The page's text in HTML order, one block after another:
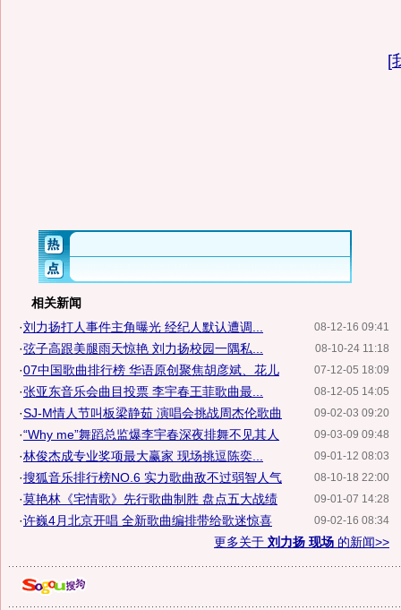
[
相关新闻
08-12-16 09:41
·刘力扬打人事件主角曝光 经纪人默认遭调...
08-10-24 11:18
·弦子高跟美腿雨天惊艳 刘力扬校园一隅私...
07-12-05 18:09
·07中国歌曲排行榜 华语原创聚焦胡彦斌、花儿
08-12-05 14:05
·张亚东音乐会曲目投票 李宇春王菲歌曲最...
09-02-03 09:20
·SJ-M情人节叫板梁静茹 演唱会挑战周杰伦歌曲
09-03-09 09:48
·“Why me”舞蹈总监爆李宇春深夜排舞不见其人
09-01-12 08:03
·林俊杰成专业奖项最大赢家 现场挑逗陈奕...
08-10-18 22:00
·搜狐音乐排行榜NO.6 实力歌曲敌不过弱智人气
09-01-07 14:28
·莫艳林《宅情歌》先行歌曲制胜 盘点五大战绩
09-02-16 08:34
·许巍4月北京开唱 全新歌曲编排带给歌迷惊喜
更多关于 刘力扬 现场 的新闻>>